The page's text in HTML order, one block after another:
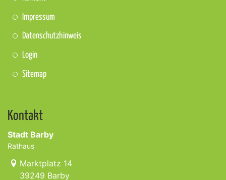
Impressum
Datenschutzhinweis
Login
Sitemap
Kontakt
Stadt Barby
Rathaus
Link zur Google-Maps Navigation
Marktplatz 14
39249 Barby